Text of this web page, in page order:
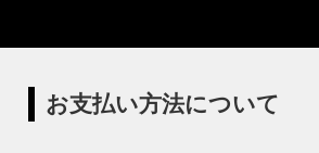
お支払い方法について